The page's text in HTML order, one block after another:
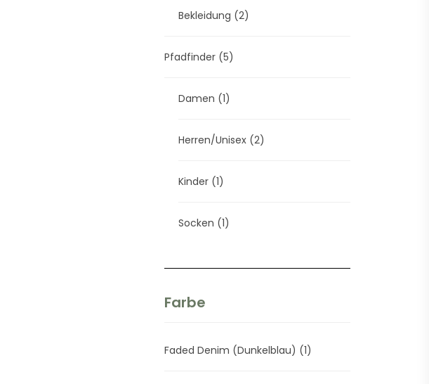
Bekleidung (2)
Pfadfinder (5)
Damen (1)
Herren/Unisex (2)
Kinder (1)
Socken (1)
Farbe
Faded Denim (Dunkelblau) (1)